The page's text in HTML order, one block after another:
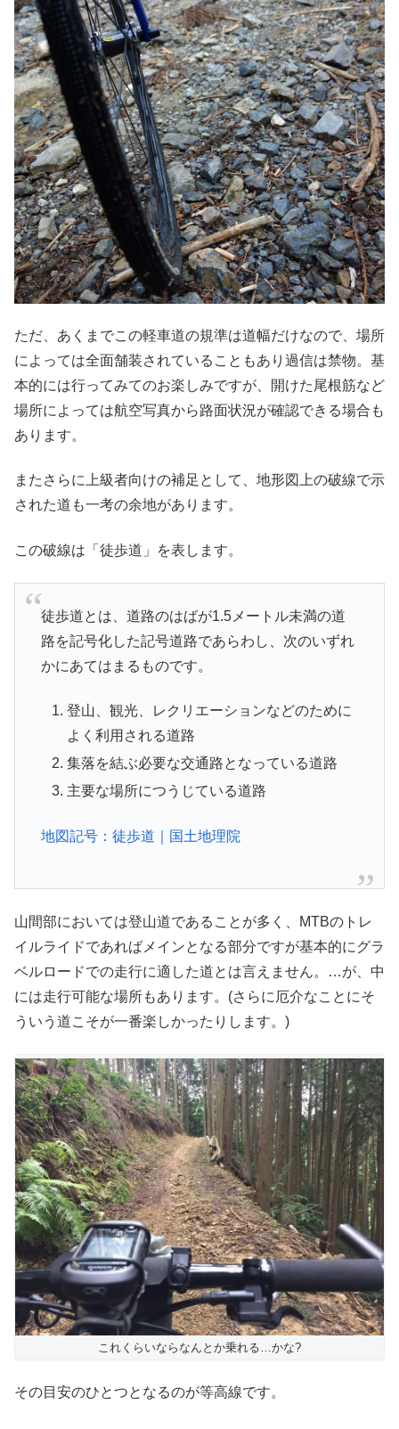
ただ、あくまでこの軽車道の規準は道幅だけなので、場所
によっては全面舗装されていることもあり過信は禁物。基
本的には行ってみてのお楽しみですが、開けた尾根筋など
場所によっては航空写真から路面状況が確認できる場合も
あります。
またさらに上級者向けの補足として、地形図上の破線で示
された道も一考の余地があります。
この破線は「徒歩道」を表します。
徒歩道とは、道路のはばが1.5メートル未満の道
路を記号化した記号道路であらわし、次のいずれ
かにあてはまるものです。
登山、観光、レクリエーションなどのために
よく利用される道路
集落を結ぶ必要な交通路となっている道路
主要な場所につうじている道路
地図記号：徒歩道｜国土地理院
山間部においては登山道であることが多く、MTBのトレ
イルライドであればメインとなる部分ですが基本的にグラ
ベルロードでの走行に適した道とは言えません。…が、中
には走行可能な場所もあります。(さらに厄介なことにそ
ういう道こそが一番楽しかったりします。)
これくらいならなんとか乗れる…かな?
その目安のひとつとなるのが等高線です。